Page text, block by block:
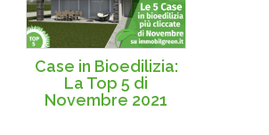
Case in Bioedilizia:
La Top 5 di
Novembre 2021